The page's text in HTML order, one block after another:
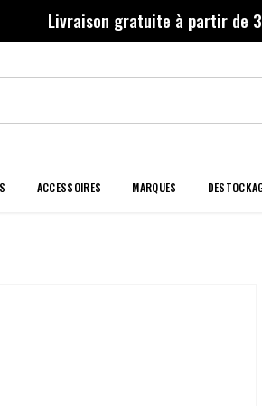
Livraison gratuite à partir de
ACCESSOIRES MARQUES